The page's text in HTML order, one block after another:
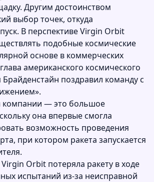
Другим достоинством
выбор точек, откуда
В перспективе Virgin Orbit
подобные космические
основе в коммерческих
американского космического
поздравил команду с
— это большое
она впервые смогла
возможность проведения
при котором ракета запускается
Orbit потеряла ракету в ходе
испытаний из-за неисправной